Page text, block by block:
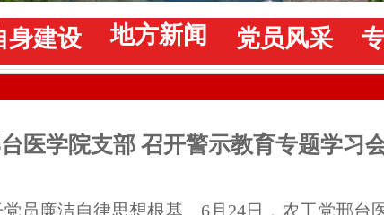
身建设 地方新闻 党员风采
医学院支部 召开警示教育专题学习
员廉洁自律思想根基。6月24日，农工党邢